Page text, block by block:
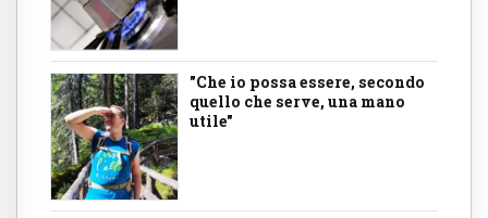
"Che io possa essere, secondo
quello che serve, una mano
utile"